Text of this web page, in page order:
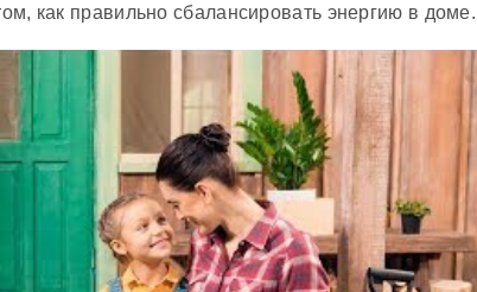
как правильно сбалансировать энергию в доме.